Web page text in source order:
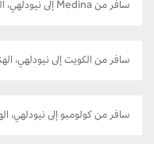
سافر من Medina إلى نيودلهي، الهند
سافر من الكويت إلى نيودلهي، الهند
سافر من كولومبو إلى نيودلهي، الهند